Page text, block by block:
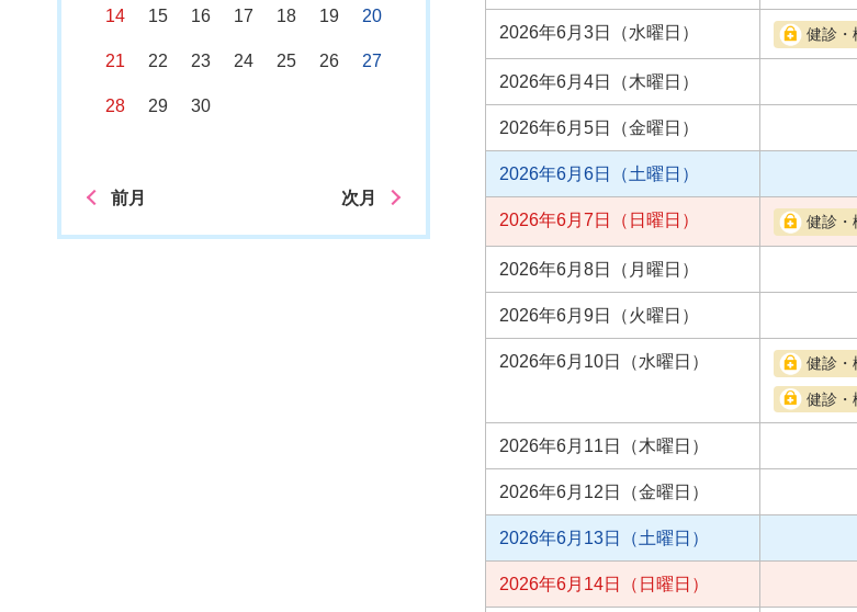
14 15 16 17 18 19 20
21 22 23 24 25 26 27
28 29 30
前月 次月
2026年6月3日（水曜日）
2026年6月4日（木曜日）
2026年6月5日（金曜日）
2026年6月6日（土曜日）
2026年6月7日（日曜日）
2026年6月8日（月曜日）
2026年6月9日（火曜日）
2026年6月10日（水曜日）
2026年6月11日（木曜日）
2026年6月12日（金曜日）
2026年6月13日（土曜日）
2026年6月14日（日曜日）